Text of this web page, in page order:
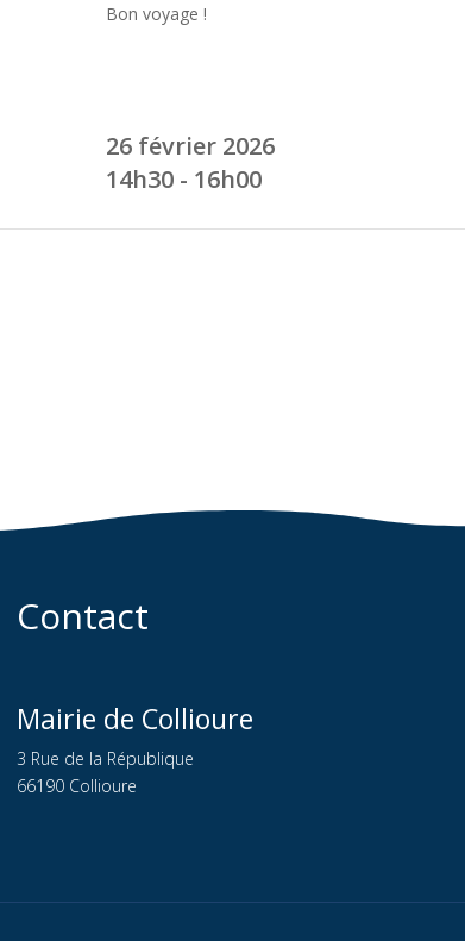
Bon voyage !
26 février 2026
14h30 - 16h00
Contact
Mairie de Collioure
3 Rue de la République
66190 Collioure